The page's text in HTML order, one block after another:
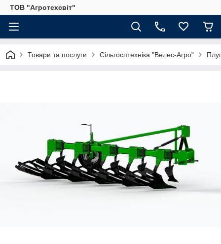
ТОВ "Агротехсвіт"
Товари та послуги Сільгосптехніка "Велес-Агро"